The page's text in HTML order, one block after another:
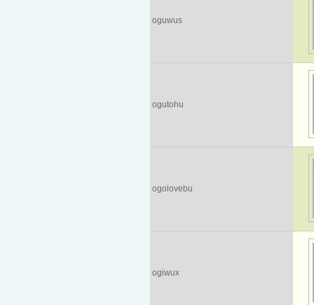
oguwus
ogutohu
ogolovebu
ogiwux